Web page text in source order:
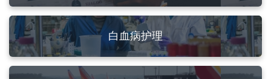
白血病护理